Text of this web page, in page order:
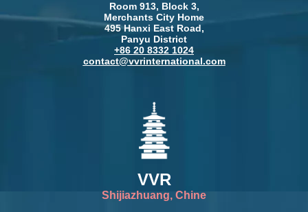
Room 913, Block 3,
Merchants City Home
495 Hanxi East Road,
Panyu District
+86 20 8332 1024
contact@vvrinternational.com
VVR
Shijiazhuang, Chine